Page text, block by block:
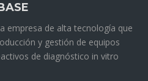
empresa de alta tecnología que
y gestión de equipos
de diagnóstico in vitro